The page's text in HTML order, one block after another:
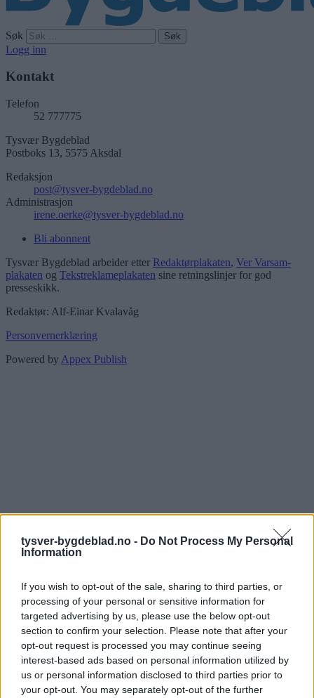
tysver-bygdeblad.no - Do Not Process My Personal
Information
If you wish to opt-out of the sale, sharing to third parties, or
processing of your personal or sensitive information for
targeted advertising by us, please use the below opt-out
section to confirm your selection. Please note that after your
opt-out request is processed you may continue seeing
interest-based ads based on personal information utilized by
us or personal information disclosed to third parties prior to
your opt-out. You may separately opt-out of the further
Søk
Logg inn
Kontakt
Telefon
52 777775
Tysvær Bygdeblad
Postboks 13, 5575 Aksdal
Redaksjon
post@tysver-bygdeblad.no
Administrasjon
irene.oerke@tysver-bygdeblad.no
Bli abonnent
Tysvær Bygdeblad arbeider etter Redaktørplakaten, Ver Varsam-
plakaten og Tekstreklameplakaten sine retningslinjer for god
presseskikk.
Redaktør: Alf-Einar Kvalavåg
Personvernerklæring
Powered by Appex Publish